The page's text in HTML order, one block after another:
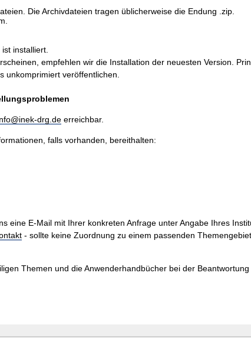
Die Archivdateien tragen üblicherweise die Endung .zip.
installiert.
empfehlen wir die Installation der neuesten Version.
unkomprimiert veröffentlichen.
drg.de erreichbar.
falls vorhanden, bereithalten:
eine E-Mail mit Ihrer konkreten Anfrage unter Angabe Ihres
- sollte keine Zuordnung zu einem passenden
Themen und die Anwenderhandbücher bei der